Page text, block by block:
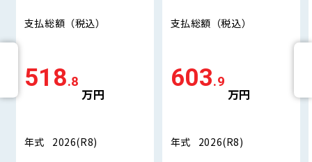
支払総額 （税込）
518.8
万円
年式 2026(R8)
支払総額 （税込）
603.9
万円
年式 2026(R8)